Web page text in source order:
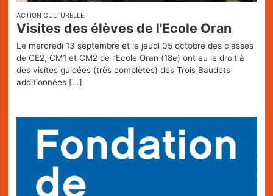
ACTION CULTURELLE
Visites des élèves de l'Ecole Oran
Le mercredi 13 septembre et le jeudi 05 octobre des classes
de CE2, CM1 et CM2 de l’Ecole Oran (18e) ont eu le droit à
des visites guidées (très complètes) des Trois Baudets
additionnées [...]